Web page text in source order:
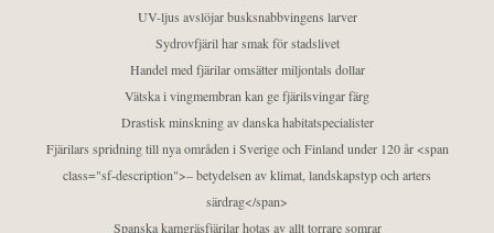
UV-ljus avslöjar busksnabbvingens larver
Sydrovfjäril har smak för stadslivet
Handel med fjärilar omsätter miljontals dollar
Vätska i vingmembran kan ge fjärilsvingar färg
Drastisk minskning av danska habitatspecialister
Fjärilars spridning till nya områden i Sverige och Finland under 120 år <span
class="sf-description">– betydelsen av klimat, landskapstyp och arters
särdrag</span>
Spanska kamgräsfjärilar hotas av allt torrare somrar